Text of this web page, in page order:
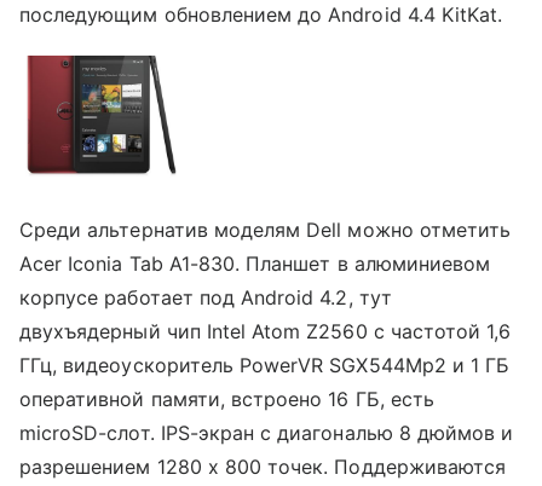
последующим обновлением до Android 4.4 KitKat.
Среди альтернатив моделям Dell можно отметить
Acer Iconia Tab A1-830. Планшет в алюминиевом
корпусе работает под Android 4.2, тут
двухъядерный чип Intel Atom Z2560 с частотой 1,6
ГГц, видеоускоритель PowerVR SGX544Mp2 и 1 ГБ
оперативной памяти, встроено 16 ГБ, есть
microSD-слот. IPS-экран с диагональю 8 дюймов и
разрешением 1280 х 800 точек. Поддерживаются